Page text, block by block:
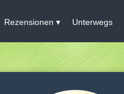
Rezensionen Unterwegs